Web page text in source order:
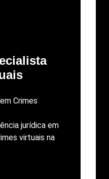
Crimes
jurídica em
virtuais na